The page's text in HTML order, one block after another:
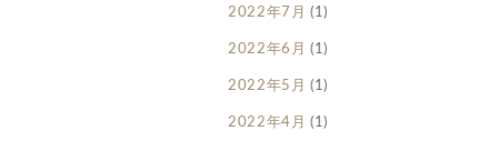
2022年7月 (1)
2022年6月 (1)
2022年5月 (1)
2022年4月 (1)